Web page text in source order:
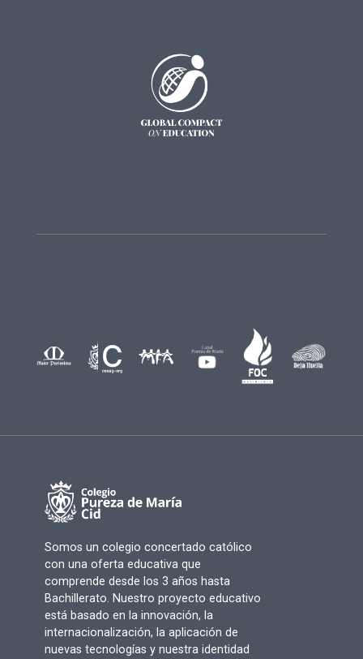
Somos un colegio concertado católico
con una oferta educativa que
comprende desde los 3 años hasta
Bachillerato. Nuestro proyecto educativo
está basado en la innovación, la
internacionalización, la aplicación de
nuevas tecnologías y nuestra identidad